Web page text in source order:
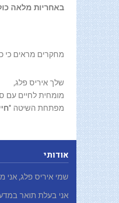
באחריות מלאה
מחקרים מראים כי
שלך איריס פלג,
מומחית לחיים עם
מפתחת השיטה "
אודותי
שמי איריס פלג, אני
אני בעלת תואר